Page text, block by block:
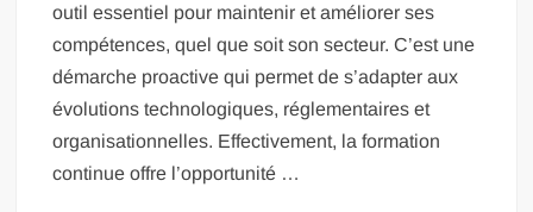
outil essentiel pour maintenir et améliorer ses
compétences, quel que soit son secteur. C’est une
démarche proactive qui permet de s’adapter aux
évolutions technologiques, réglementaires et
organisationnelles. Effectivement, la formation
continue offre l’opportunité …